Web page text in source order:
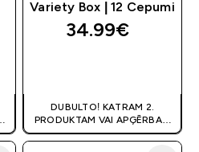
Variety Box | 12 Cepumi
34.99€‎
DUBULTO! KATRAM 2.
PRODUKTAM VAI APĢĒRBAM
80% OFF! | KUPONS:
DIVKARSS